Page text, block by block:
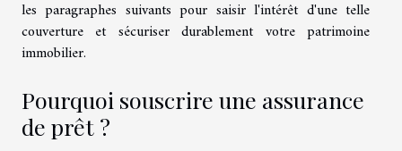
les paragraphes suivants pour saisir l'intérêt d'une telle
couverture et sécuriser durablement votre patrimoine
immobilier.
Pourquoi souscrire une assurance
de prêt ?